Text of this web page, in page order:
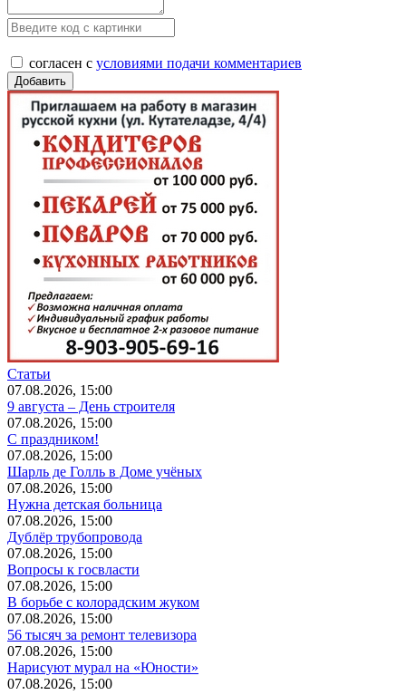
согласен с условиями подачи комментариев
Статьи
07.08.2026, 15:00
9 августа – День строителя
07.08.2026, 15:00
С праздником!
07.08.2026, 15:00
Шарль де Голль в Доме учёных
07.08.2026, 15:00
Нужна детская больница
07.08.2026, 15:00
Дублёр трубопровода
07.08.2026, 15:00
Вопросы к госвласти
07.08.2026, 15:00
В борьбе с колорадским жуком
07.08.2026, 15:00
56 тысяч за ремонт телевизора
07.08.2026, 15:00
Нарисуют мурал на «Юности»
07.08.2026, 15:00